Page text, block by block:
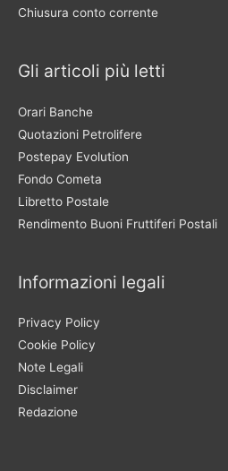
Chiusura conto corrente
Gli articoli più letti
Orari Banche
Quotazioni Petrolifere
Postepay Evolution
Fondo Cometa
Libretto Postale
Rendimento Buoni Fruttiferi Postali
Informazioni legali
Privacy Policy
Cookie Policy
Note Legali
Disclaimer
Redazione